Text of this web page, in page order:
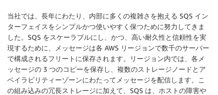
当社では、長年にわたり、内部に多くの複雑さを抱える SQS イン
ターフェイスをシンプルかつ使いやすく保つために努力してきま
した。SQS をスケーラブルにし、かつ、高い耐久性と信頼性を実
現するために、メッセージは各 AWS リージョンで数千のサーバー
で構成されるフリートに保存されます。リージョン内では、各メ
ッセージの 3 つのコピーを保存し、複数のストレージノードとア
ベイラビリティーゾーンにわたってメッセージを配信します。こ
の組み込みの冗長ストレージに加えて、SQS は、ホストの障害や